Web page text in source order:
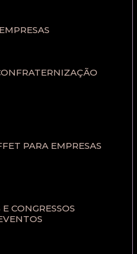
PARA EMPRESAS
E CONGRESSOS